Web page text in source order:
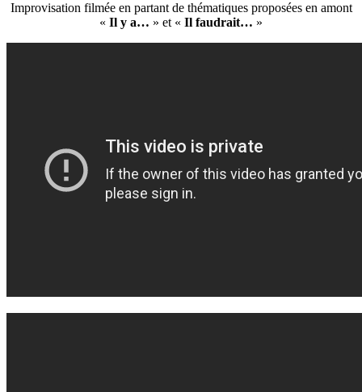
Improvisation filmée en partant de thématiques proposées en amont
« Il y a… » et « Il faudrait… »